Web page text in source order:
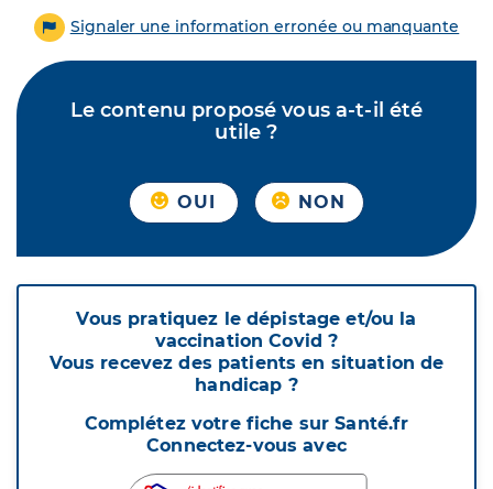
Signaler une information erronée ou manquante
Le contenu proposé vous a-t-il été
utile ?
OUI NON
Vous pratiquez le dépistage et/ou la
vaccination Covid ?
Vous recevez des patients en situation de
handicap ?
Complétez votre fiche sur Santé.fr
Connectez-vous avec